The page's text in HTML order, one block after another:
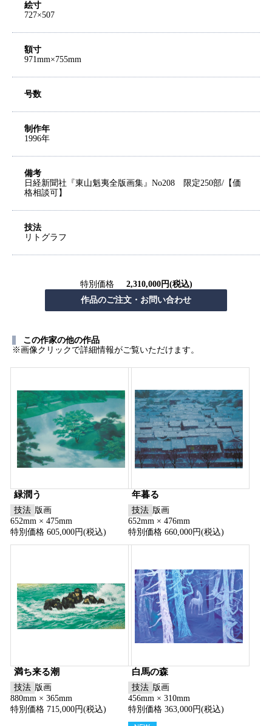
絵寸
727×507
額寸
971mm×755mm
号数
制作年
1996年
備考
日経新聞社『東山魁夷全版画集』No208 限定250部/【価
格相談可】
技法
リトグラフ
特別価格 2,310,000円(税込)
この作家の他の作品
※画像クリックで詳細情報がご覧いただけます。
緑潤う
技法 版画
652mm × 475mm
特別価格 605,000円(税込)
年暮る
技法 版画
652mm × 476mm
特別価格 660,000円(税込)
満ち来る潮
技法 版画
880mm × 365mm
特別価格 715,000円(税込)
白馬の森
技法 版画
456mm × 310mm
特別価格 363,000円(税込)